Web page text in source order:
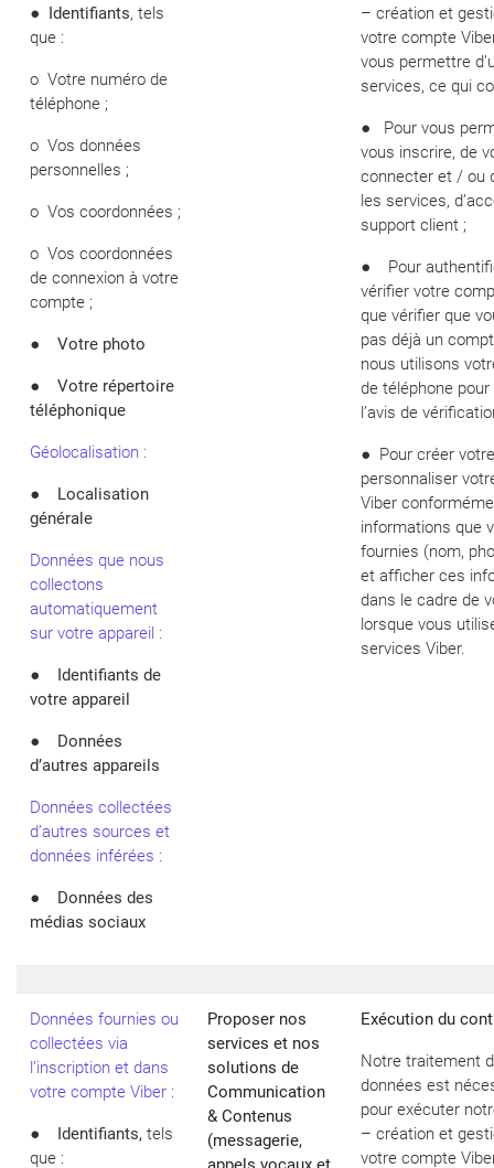
● Identifiants, tels
que :
o Votre numéro de
téléphone ;
o Vos données
personnelles ;
o Vos coordonnées ;
o Vos coordonnées
de connexion à votre
compte ;
● Votre photo
● Votre répertoire
téléphonique
Géolocalisation :
● Localisation
générale
Données que nous
collectons
automatiquement
sur votre appareil :
● Identifiants de
votre appareil
● Données
d’autres appareils
Données collectées
d’autres sources et
données inférées :
● Données des
médias sociaux
– création et
votre compte
vous permettre
services, ce qui
● Pour vous
vous inscrire, de
connecter et / ou
les services,
support client ;
● Pour
vérifier votre
que vérifier que
pas déjà un
nous utilisons
de téléphone pour
l’avis de
● Pour créer
personnaliser
Viber
informations que
fournies (nom,
et afficher ces
dans le cadre de
lorsque vous
services Viber.
Données fournies ou
collectées via
l’inscription et dans
votre compte Viber :
● Identifiants, tels
que :
Proposer nos
services et nos
solutions de
Communication
& Contenus
(messagerie,
Exécution du
Notre traitement
données est
pour exécuter
– création et
votre compte